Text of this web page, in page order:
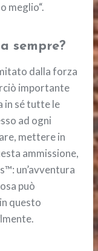
meglio“.
sempre?
dalla forza
importante
in sé tutte le
ad ogni
mettere in
ammissione,
un’avventura
può
questo